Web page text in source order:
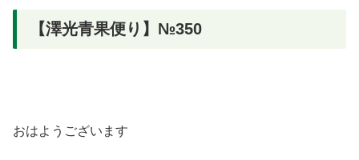
【澤光青果便り】№350
おはようございます